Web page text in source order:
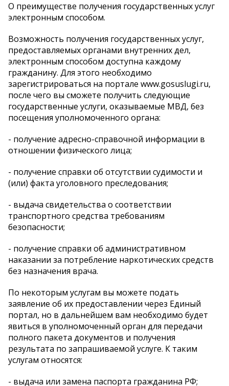
О преимуществе получения государственных услуг
электронным способом.
Возможность получения государственных услуг,
предоставляемых органами внутренних дел,
электронным способом доступна каждому
гражданину. Для этого необходимо
зарегистрироваться на портале www.gosuslugi.ru,
после чего вы сможете получить следующие
государственные услуги, оказываемые МВД, без
посещения уполномоченного органа:
- получение адресно-справочной информации в
отношении физического лица;
- получение справки об отсутствии судимости и
(или) факта уголовного преследования;
- выдача свидетельства о соответствии
транспортного средства требованиям
безопасности;
- получение справки об административном
наказании за потребление наркотических средств
без назначения врача.
По некоторым услугам вы можете подать
заявление об их предоставлении через Единый
портал, но в дальнейшем вам необходимо будет
явиться в уполномоченный орган для передачи
полного пакета документов и получения
результата по запрашиваемой услуге. К таким
услугам относятся:
- выдача или замена паспорта гражданина РФ;